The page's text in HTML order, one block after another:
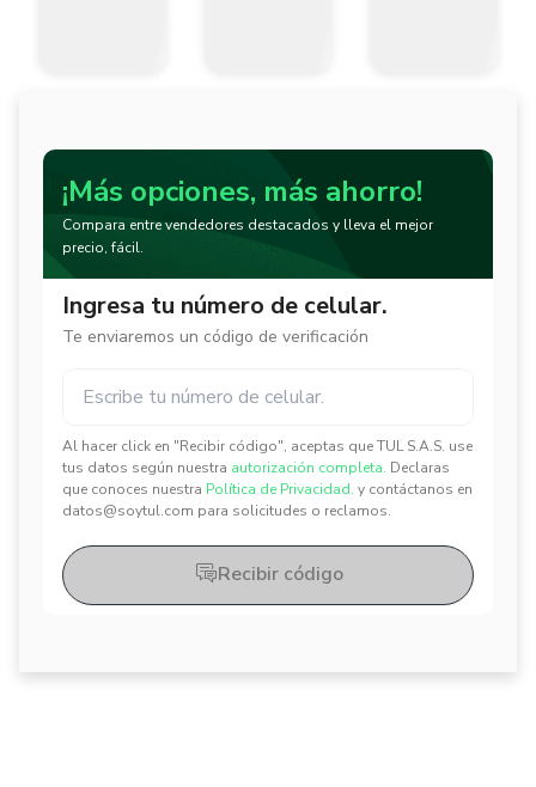
¡Más opciones, más ahorro!
Compara entre vendedores destacados y lleva el mejor
precio, fácil.
Ingresa tu número de celular.
Te enviaremos un código de verificación
Al hacer click en "Recibir código", aceptas que TUL S.A.S. use
tus datos según nuestra autorización completa. Declaras
que conoces nuestra Política de Privacidad. y contáctanos en
datos@soytul.com para solicitudes o reclamos.
✕
✕
Recibir código